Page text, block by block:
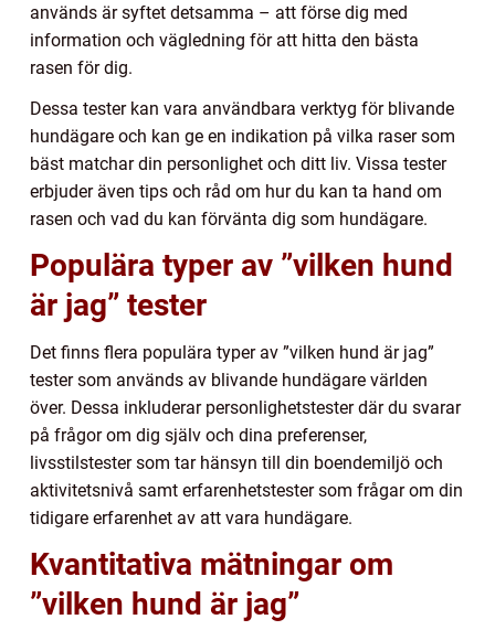
används är syftet detsamma – att förse dig med
information och vägledning för att hitta den bästa
rasen för dig.
Dessa tester kan vara användbara verktyg för blivande
hundägare och kan ge en indikation på vilka raser som
bäst matchar din personlighet och ditt liv. Vissa tester
erbjuder även tips och råd om hur du kan ta hand om
rasen och vad du kan förvänta dig som hundägare.
Populära typer av ”vilken hund
är jag” tester
Det finns flera populära typer av ”vilken hund är jag”
tester som används av blivande hundägare världen
över. Dessa inkluderar personlighetstester där du svarar
på frågor om dig själv och dina preferenser,
livsstilstester som tar hänsyn till din boendemiljö och
aktivitetsnivå samt erfarenhetstester som frågar om din
tidigare erfarenhet av att vara hundägare.
Kvantitativa mätningar om
”vilken hund är jag”